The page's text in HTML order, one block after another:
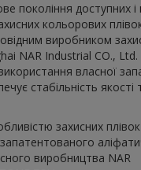
покоління доступних
кольорових
виробником
NAR Industrial CO.,
власної
стабільність якості
захисних
виробництва NAR